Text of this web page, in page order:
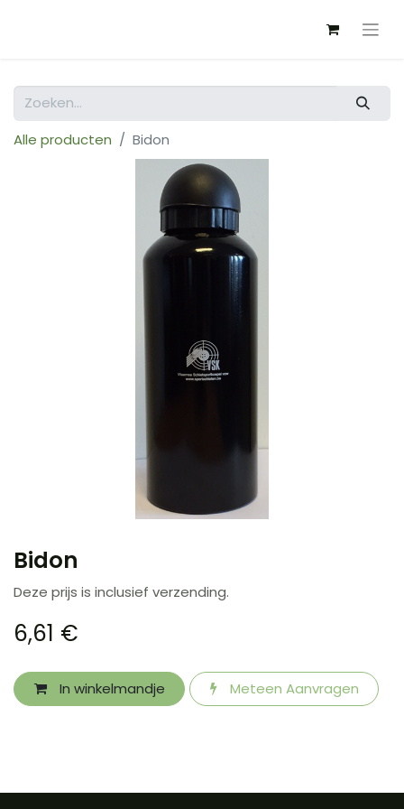
Alle producten Bidon
Bidon
Deze prijs is inclusief verzending.
6,61 €
In winkelmandje Meteen Aanvragen